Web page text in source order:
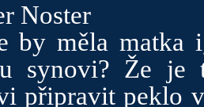
Noster
by měla matka
synovi? Že je
připravit peklo